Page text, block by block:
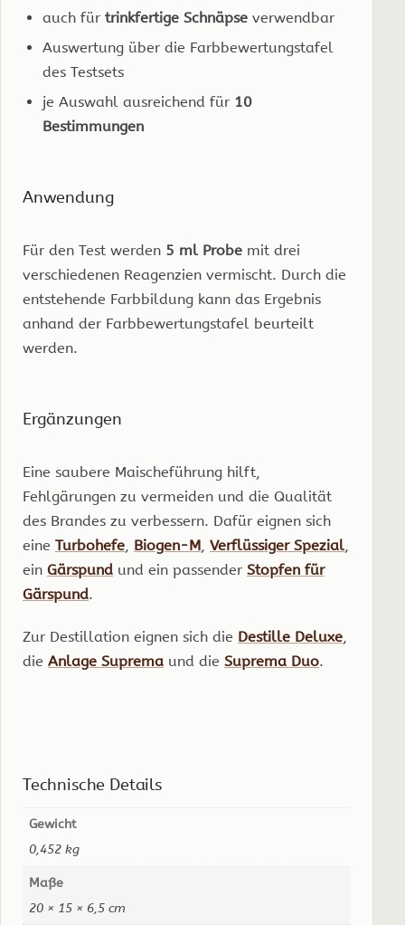
auch fürtrinkfertige Schnäpse verwendbar
Auswertung über die Farbbewertungstafel
des Testsets
je Auswahl ausreichend für 10
Bestimmungen
Anwendung
Für den Test werden 5 ml Probe mit drei
verschiedenen Reagenzien vermischt. Durch die
entstehende Farbbildung kann das Ergebnis
anhand der Farbbewertungstafel beurteilt
werden.
Ergänzungen
Eine saubere Maischeführung hilft,
Fehlgärungen zu vermeiden und die Qualität
des Brandes zu verbessern. Dafür eignen sich
eine Turbohefe Biogen-M Verflüssiger Spezial
ein Gärspund und ein passender Stopfen für
Gärspund.
Zur Destillation eignen sich die Destille Deluxe
die Anlage Suprema und die Suprema Duo.
Technische Details
Gewicht
0,452 kg
Maße
20 × 15 × 6,5 cm